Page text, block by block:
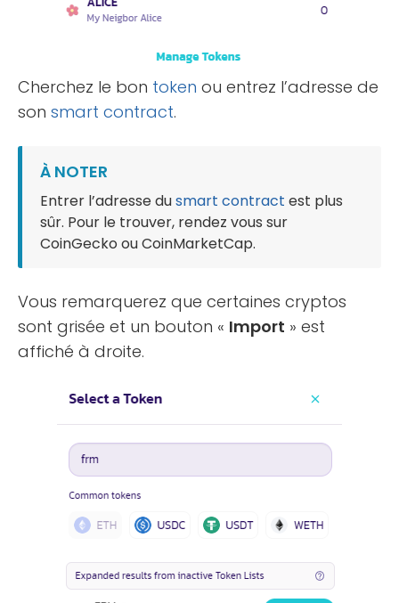
Cherchez le bon token ou entrez l’adresse de
son smart contract.
À NOTER
Entrer l’adresse dusmart contract est plus
sûr. Pour le trouver, rendez vous sur
CoinGecko ou CoinMarketCap.
Vous remarquerez que certaines cryptos
sont grisée et un bouton « Import » est
affiché à droite.